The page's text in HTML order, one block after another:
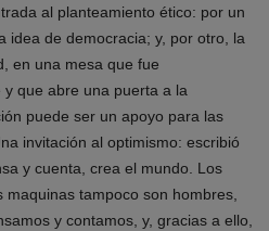
al planteamiento ético: por un
idea de democracia; y, por otro, la
en una mesa que fue
que abre una puerta a la
puede ser un apoyo para las
invitación al optimismo: escribió
y cuenta, crea el mundo. Los
tampoco son hombres,
y contamos, y, gracias a ello,